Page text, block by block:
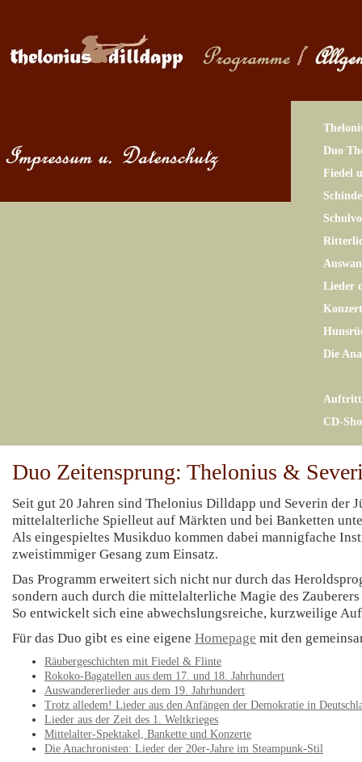
Duo
Fiedel
Lieder
Die
CD-
Duo Zeitensprung: Thelonius &
Seit gut 20 Jahren sind Thelonius Dilldapp und Severin der
mittelalterliche Spielleut auf Märkten und bei Banketten
Als eingespieltes Musikduo kommen dabei mannigfache
zweistimmiger Gesang zum Einsatz.
Das Programm erweitert sich nicht nur durch das
sondern auch durch die mittelalterliche Magie des Zauberers
So entwickelt sich eine abwechslungsreiche, kurzweilige
Für das Duo gibt es eine eigene Homepage mit den
Räubergeschichten mit Fiedel & Flinte
Rokoko-Bagatellen aus dem 17. und 18. Jahrhundert
Auswandererlieder aus dem 19. Jahrhundert
Trotz alledem! Lieder aus den Anfängen der Demokratie in
Lieder aus der Zeit des 1. Weltkrieges
Mittelalter-Spektakel, Bankette und Konzerte
Die Anachronisten: Lieder der 20er-Jahre im Steampunk-Stil